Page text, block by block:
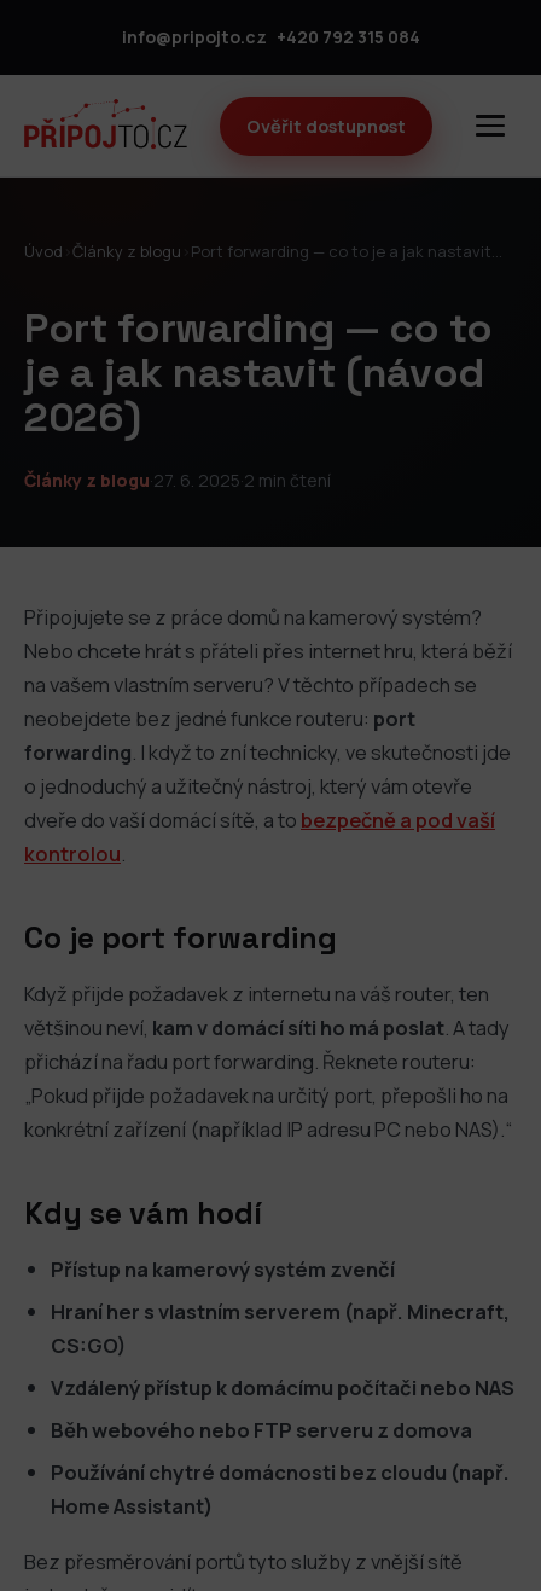
info@pripojto.cz +420 792 315 084
Ověřit dostupnost
Úvod Články z blogu Port forwarding — co to je a jak nastavit…
Port forwarding — co to
je a jak nastavit (návod
2026)
Články z blogu·27. 6. 2025·2 min čtení
Připojujete se z práce domů na kamerový systém?
Nebo chcete hrát s přáteli přes internet hru, která běží
na vašem vlastním serveru? V těchto případech se
neobejdete bez jedné funkce routeru: port
forwarding . I když to zní technicky, ve skutečnosti jde
o jednoduchý a užitečný nástroj, který vám otevře
dveře do vaší domácí sítě, a to bezpečně a pod vaší
kontrolou
Co je port forwarding
Když přijde požadavek z internetu na váš router, ten
většinou neví, kam v domácí síti ho má poslat . A tady
přichází na řadu port forwarding. Řeknete routeru:
„Pokud přijde požadavek na určitý port, přepošli ho na
konkrétní zařízení (například IP adresu PC nebo NAS).“
Kdy se vám hodí
Přístup na kamerový systém zvenčí
Hraní her s vlastním serverem (např. Minecraft,
CS:GO)
Vzdálený přístup k domácímu počítači nebo NAS
Běh webového nebo FTP serveru z domova
Používání chytré domácnosti bez cloudu (např.
Home Assistant)
Bez přesměrování portů tyto služby z vnější sítě